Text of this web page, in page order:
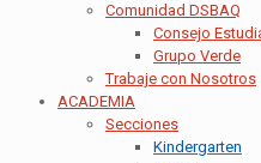
Comunidad DSBAQ
Consejo
Grupo Verde
Trabaje con Nosotros
ACADEMIA
Secciones
Kindergarten